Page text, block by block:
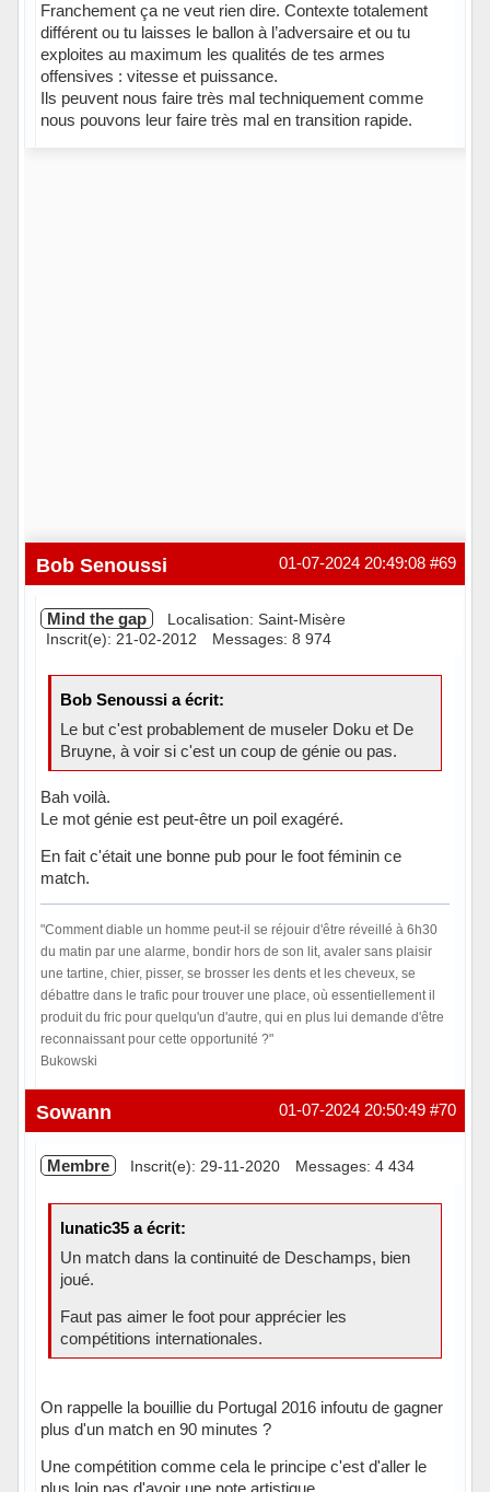
Franchement ça ne veut rien dire. Contexte totalement
différent ou tu laisses le ballon à l’adversaire et ou tu
exploites au maximum les qualités de tes armes
offensives : vitesse et puissance.
Ils peuvent nous faire très mal techniquement comme
nous pouvons leur faire très mal en transition rapide.
#69
01-07-2024 20:49:08
Bob Senoussi
Mind the gap
Localisation: Saint-Misère
Inscrit(e): 21-02-2012
Messages: 8 974
Bob Senoussi a écrit:
Le but c'est probablement de museler Doku et De
Bruyne, à voir si c'est un coup de génie ou pas.
Bah voilà.
Le mot génie est peut-être un poil exagéré.
En fait c'était une bonne pub pour le foot féminin ce
match.
"Comment diable un homme peut-il se réjouir d'être réveillé à 6h30
du matin par une alarme, bondir hors de son lit, avaler sans plaisir
une tartine, chier, pisser, se brosser les dents et les cheveux, se
débattre dans le trafic pour trouver une place, où essentiellement il
produit du fric pour quelqu'un d'autre, qui en plus lui demande d'être
reconnaissant pour cette opportunité ?"
Bukowski
Hors ligne #70
01-07-2024 20:50:49
Sowann
Membre Inscrit(e): 29-11-2020 Messages: 4 434
lunatic35 a écrit:
Un match dans la continuité de Deschamps, bien
joué.
Faut pas aimer le foot pour apprécier les
compétitions internationales.
On rappelle la bouillie du Portugal 2016 infoutu de gagner
plus d'un match en 90 minutes ?
Une compétition comme cela le principe c'est d'aller le
plus loin pas d'avoir une note artistique